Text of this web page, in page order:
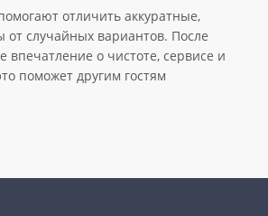
отличить аккуратные,
случайных вариантов. После
впечатление о чистоте, сервисе и
поможет другим гостям